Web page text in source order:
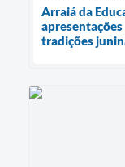
Arraiá da
tradições